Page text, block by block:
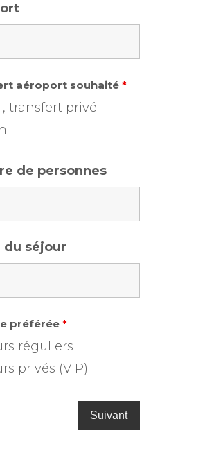
aéroport souhaité *
transfert privé
de personnes
du séjour
préférée *
réguliers
privés (VIP)